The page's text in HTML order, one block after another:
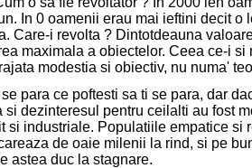
In 0 oamenii erau mai ieftini decit o
Care-i revolta ? Dintotdeauna
maximala a obiectelor. Ceea ce-i si
modestia si obiectiv, nu numa'
para ce poftesti sa ti se para, dar
si dezinteresul pentru ceilalti au fost
si industriale. Populatiile empatice si
de oaie milenii la rind, si pe
astea duc la stagnare.